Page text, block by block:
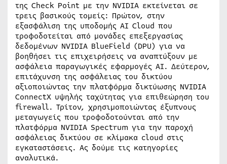
της Check Point με την NVIDIA εκτείνεται σε
τρεις βασικούς τομείς: Πρώτον, στην
εξασφάλιση της υποδομής AI Cloud που
τροφοδοτείται από μονάδες επεξεργασίας
δεδομένων NVIDIA BlueField (DPU) για να
βοηθήσει τις επιχειρήσεις να αναπτύξουν με
ασφάλεια παραγωγικές εφαρμογές AI. Δεύτερον,
επιτάχυνση της ασφάλειας του δικτύου
αξιοποιώντας την πλατφόρμα δικτύωσης NVIDIA
ConnectX υψηλής ταχύτητας για επιθεώρηση του
firewall. Τρίτον, χρησιμοποιώντας έξυπνους
μεταγωγείς που τροφοδοτούνται από την
πλατφόρμα NVIDIA Spectrum για την παροχή
ασφάλειας δικτύου σε κλίμακα cloud στις
εγκαταστάσεις. Ας δούμε τις κατηγορίες
αναλυτικά.